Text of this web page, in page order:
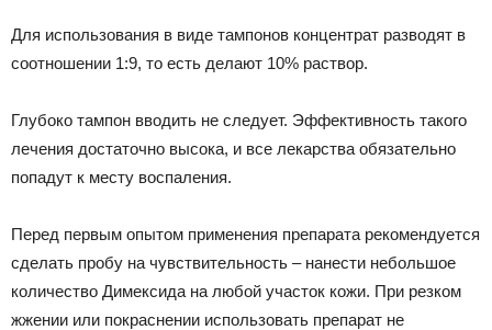
Для использования в виде тампонов концентрат разводят в
соотношении 1:9, то есть делают 10% раствор.
Глубоко тампон вводить не следует. Эффективность такого
лечения достаточно высока, и все лекарства обязательно
попадут к месту воспаления.
Перед первым опытом применения препарата рекомендуется
сделать пробу на чувствительность – нанести небольшое
количество Димексида на любой участок кожи. При резком
жжении или покраснении использовать препарат не